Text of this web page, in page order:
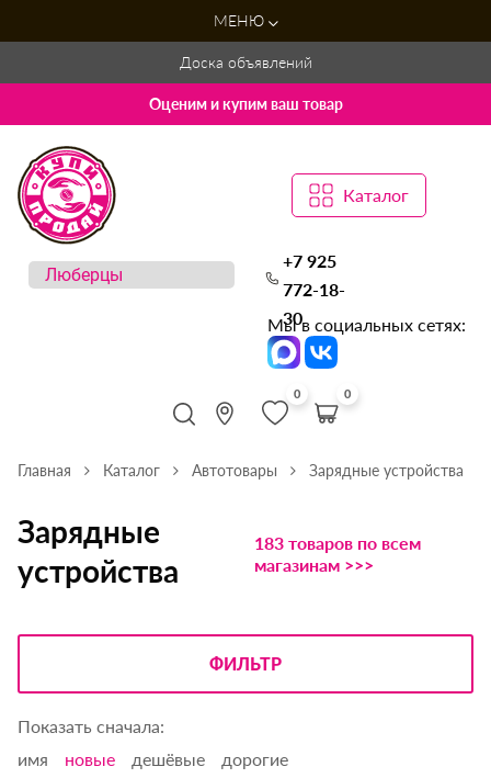
МЕНЮ
Доска объявлений
Оценим и купим ваш товар
Каталог
+7 925
772-18-
30
Мы в социальных сетях:
0 0
Главная Каталог Автотовары Зарядные устройства
Зарядные
устройства
183 товаров по всем
магазинам >>>
ФИЛЬТР
Показать сначала:
имя
новые дешёвые дорогие